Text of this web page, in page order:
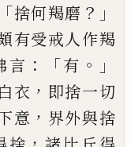
捨何羯磨 ？」
有受戒人作羯
言 ：「有 。」
衣 ， 即捨一切
意 ， 界外與捨